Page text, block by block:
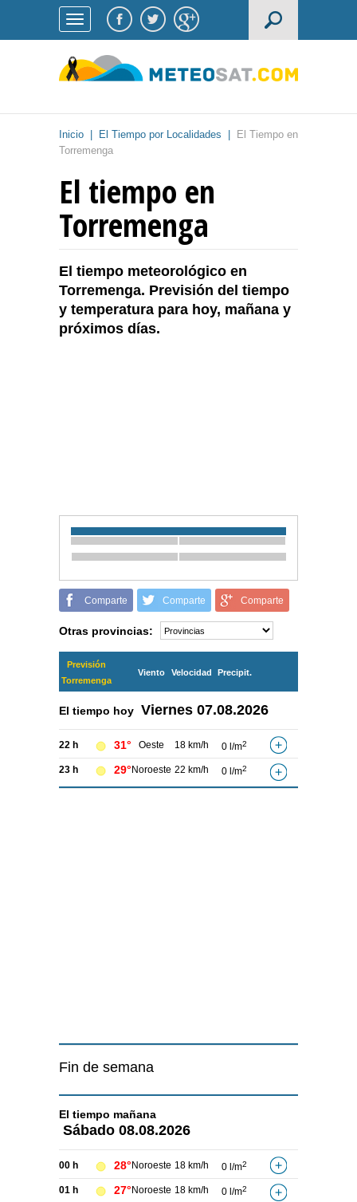
Inicio El Tiempo por Localidades
El Tiempo en
Torremenga
El tiempo en
Torremenga
El tiempo meteorológico en
Torremenga. Previsión del tiempo
y temperatura para hoy, mañana y
próximos días.
Comparte Comparte Comparte
Otras provincias:
Previsión
Torremenga
Viento Velocidad Precipit.
El tiempo hoy Viernes 07.08.2026
22 h 31° Oeste 18 km/h 0 l/m2
23 h 29° Noroeste 22 km/h 0 l/m2
Fin de semana
El tiempo mañana
Sábado 08.08.2026
00 h 28° Noroeste 18 km/h 0 l/m2
01 h 27° Noroeste 18 km/h 0 l/m2